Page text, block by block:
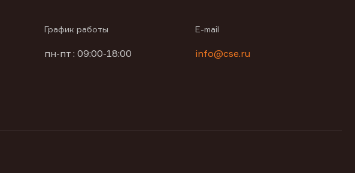
График работы
пн-пт : 09:00-18:00
E-mail
info@cse.ru